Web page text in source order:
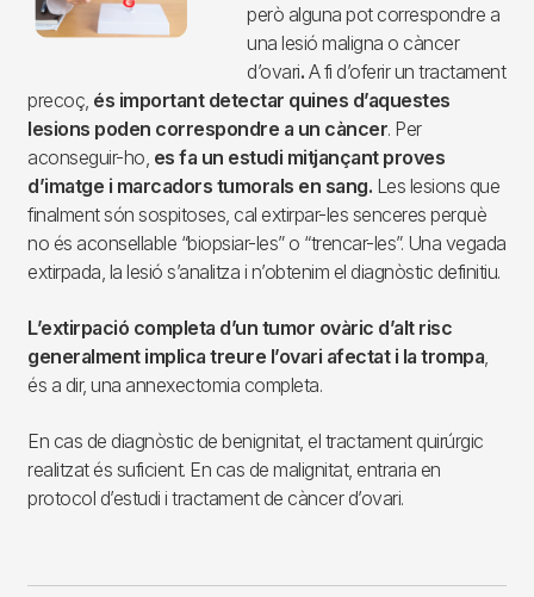
però alguna pot correspondre a
una lesió maligna o càncer
d’ovari. A fi d’oferir un tractament
precoç, és important detectar quines d’aquestes
lesions poden correspondre a un càncer. Per
aconseguir-ho, es fa un estudi mitjançant proves
d’imatge i marcadors tumorals en sang. Les lesions que
finalment són sospitoses, cal extirpar-les senceres perquè
no és aconsellable “biopsiar-les” o “trencar-les”. Una vegada
extirpada, la lesió s’analitza i n’obtenim el diagnòstic definitiu.
L’extirpació completa d’un tumor ovàric d’alt risc
generalment implica treure l’ovari afectat i la trompa,
és a dir, una annexectomia completa.
En cas de diagnòstic de benignitat, el tractament quirúrgic
realitzat és suficient. En cas de malignitat, entraria en
protocol d’estudi i tractament de càncer d’ovari.